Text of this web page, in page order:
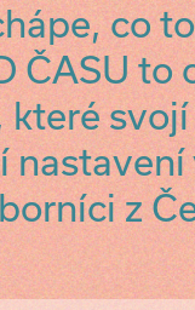
co
ČASU to
z